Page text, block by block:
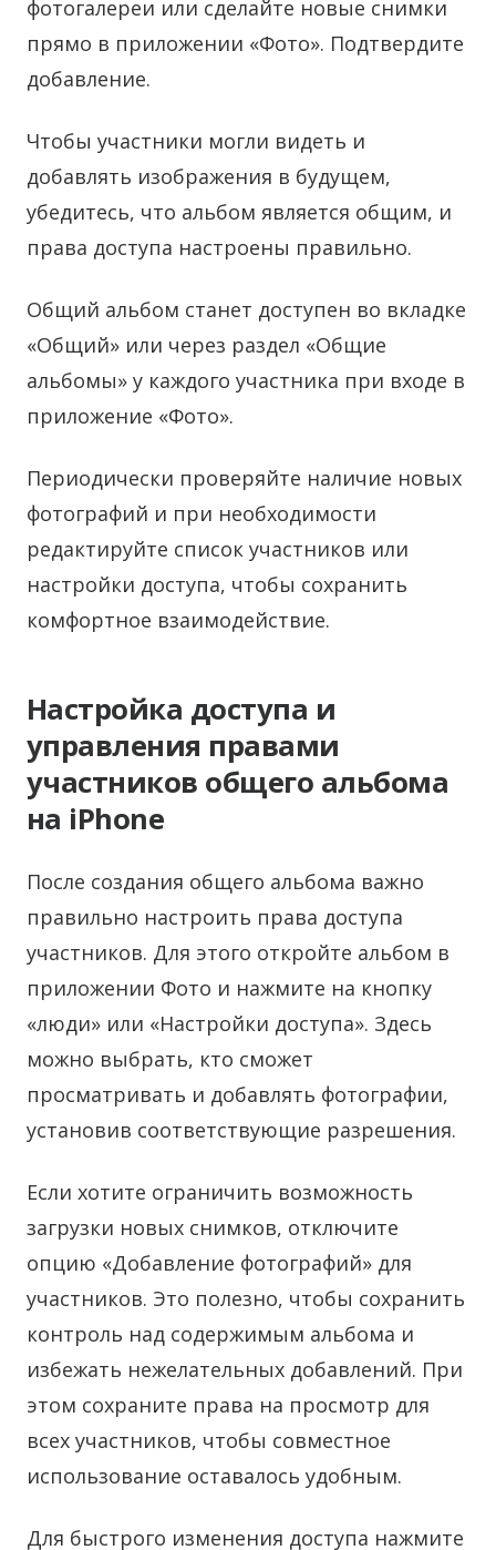
фотогалереи или сделайте новые снимки
прямо в приложении «Фото». Подтвердите
добавление.
Чтобы участники могли видеть и
добавлять изображения в будущем,
убедитесь, что альбом является общим, и
права доступа настроены правильно.
Общий альбом станет доступен во вкладке
«Общий» или через раздел «Общие
альбомы» у каждого участника при входе в
приложение «Фото».
Периодически проверяйте наличие новых
фотографий и при необходимости
редактируйте список участников или
настройки доступа, чтобы сохранить
комфортное взаимодействие.
Настройка доступа и
управления правами
участников общего альбома
на iPhone
После создания общего альбома важно
правильно настроить права доступа
участников. Для этого откройте альбом в
приложении Фото и нажмите на кнопку
«люди» или «Настройки доступа». Здесь
можно выбрать, кто сможет
просматривать и добавлять фотографии,
установив соответствующие разрешения.
Если хотите ограничить возможность
загрузки новых снимков, отключите
опцию «Добавление фотографий» для
участников. Это полезно, чтобы сохранить
контроль над содержимым альбома и
избежать нежелательных добавлений. При
этом сохраните права на просмотр для
всех участников, чтобы совместное
использование оставалось удобным.
Для быстрого изменения доступа нажмите